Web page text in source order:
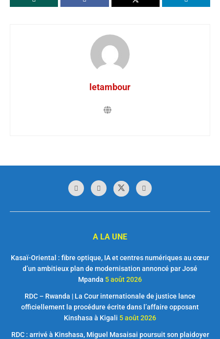
letambour
A LA UNE
Kasaï-Oriental : fibre optique, IA et centres numériques au cœur
d’un ambitieux plan de modernisation annoncé par José
Mpanda 5 août 2026
RDC – Rwanda | La Cour internationale de justice lance
officiellement la procédure écrite dans l’affaire opposant
Kinshasa à Kigali 5 août 2026
RDC : arrivé à Kinshasa, Miguel Masaisai poursuit son plaidoyer